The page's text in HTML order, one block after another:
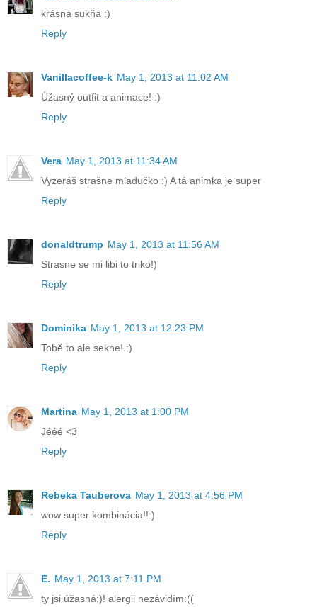
krásna sukňa :)
Reply
Vanillacoffee-k May 1, 2013 at 11:02 AM
Úžasný outfit a animace! :)
Reply
Vera May 1, 2013 at 11:34 AM
Vyzeráš strašne mladučko :) A tá animka je super
Reply
donaldtrump May 1, 2013 at 11:56 AM
Strasne se mi libi to triko!)
Reply
Dominika May 1, 2013 at 12:23 PM
Tobě to ale sekne! :)
Reply
Martina May 1, 2013 at 1:00 PM
Jééé <3
Reply
Rebeka Tauberova May 1, 2013 at 4:56 PM
wow super kombinácia!!:)
Reply
E. May 1, 2013 at 7:11 PM
ty jsi úžasná:)! alergii nezávidím:((